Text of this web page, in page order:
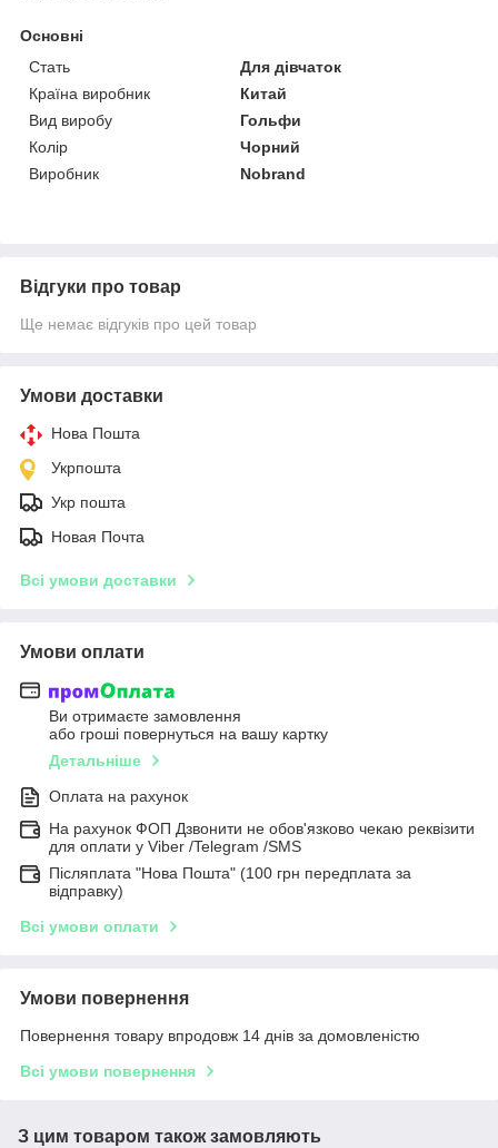
Основні
Стать
Для дівчаток
Країна виробник
Китай
Вид виробу
Гольфи
Колір
Чорний
Виробник
Nobrand
Відгуки про товар
Ще немає відгуків про цей товар
Умови доставки
Нова Пошта
Укрпошта
Укр пошта
Новая Почта
Всі умови доставки
Умови оплати
Ви отримаєте замовлення
або гроші повернуться на вашу картку
Детальніше
Оплата на рахунок
На рахунок ФОП Дзвонити не обов'язково чекаю реквізити
для оплати у Viber /Telegram /SMS
Післяплата "Нова Пошта" (100 грн передплата за
відправку)
Всі умови оплати
Умови повернення
Повернення товару впродовж 14 днів за домовленістю
Всі умови повернення
З цим товаром також замовляють